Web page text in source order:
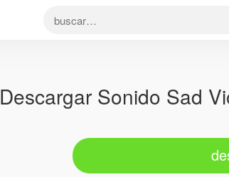
Descargar Sonido Sad